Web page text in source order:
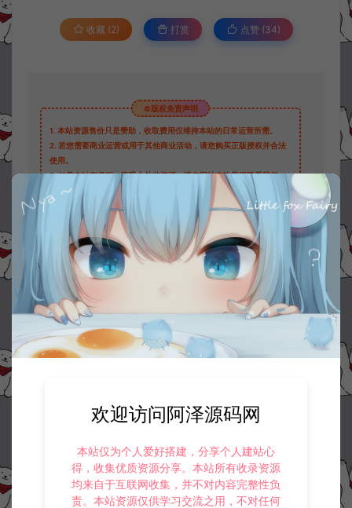
收藏 (2) 打赏 点赞 (34)
©版权免责声明
1. 本站资源售价只是赞助，收取费用仅维持本站的日常运营所需。
2. 若您需要商业运营或用于其他商业活动，请您购买正版授权并合法
使用。
3.如果本站有侵犯、不妥之处的资源，请在网站右边客服联系我们。
将会第一时间解决！
4.
本站提供的所有资源仅供参考学习使用，不存在任何商业目的与商
业用途，请大家不要用于商用！
侵权联系邮箱：32838727@qq.com
阿泽源码网 技术教程 Windows7下JAVA环境搭建以及JDK环境
变量配置
复
上一篇：
服务器关闭防火墙-开放端口
下一篇：
欢迎访问阿泽源码网
本站仅为个人爱好搭建，分享个人建站心
得，收集优质资源分享。本站所有收录资源
均来自于互联网收集，并不对内容完整性负
责。本站资源仅供学习交流之用，不对任何